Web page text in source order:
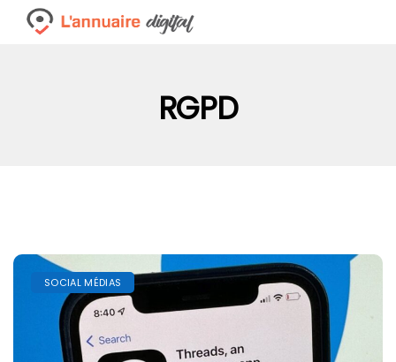
RGPD
SOCIAL MÉDIAS